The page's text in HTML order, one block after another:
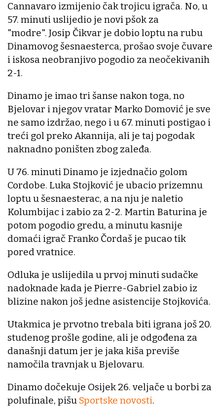
Cannavaro izmijenio čak trojicu igrača. No, u
57. minuti uslijedio je novi pšok za
"modre". Josip Čikvar je dobio loptu na rubu
Dinamovog šesnaesterca, prošao svoje čuvare
i iskosa neobranjivo pogodio za neočekivanih
2-1.
Dinamo je imao tri šanse nakon toga, no
Bjelovar i njegov vratar Marko Domović je sve
ne samo izdržao, nego i u 67. minuti postigao i
treći gol preko Akannija, ali je taj pogodak
naknadno poništen zbog zaleđa.
U 76. minuti Dinamo je izjednačio golom
Cordobe. Luka Stojković je ubacio prizemnu
loptu u šesnaesterac, a na nju je naletio
Kolumbijac i zabio za 2-2. Martin Baturina je
potom pogodio gredu, a minutu kasnije
domaći igrač Franko Čordaš je pucao tik
pored vratnice.
Odluka je uslijedila u prvoj minuti sudačke
nadoknade kada je Pierre-Gabriel zabio iz
blizine nakon još jedne asistencije Stojkovića.
Utakmica je prvotno trebala biti igrana još 20.
studenog prošle godine, ali je odgođena za
današnji datum jer je jaka kiša previše
namočila travnjak u Bjelovaru.
Dinamo dočekuje Osijek 26. veljače u borbi za
polufinale, pišu Sportske novosti.